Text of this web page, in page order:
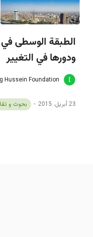
الطبقة الوسطى في
ودورها في التغيير
Hussein Foundation
23 أبريل، 2015 بحوث و